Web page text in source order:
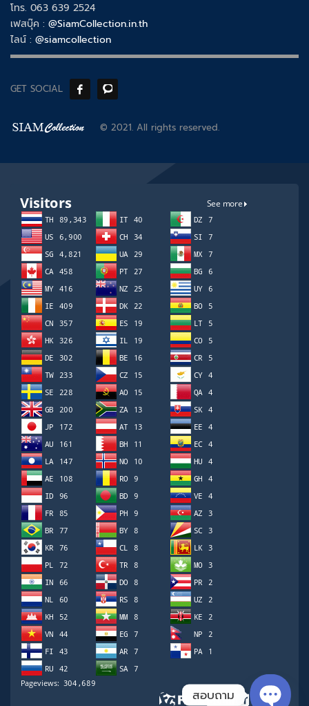
โทร. 063 639 2524
เฟสบุ๊ค : @SiamCollection.in.th
ไลน์ : @siamcollection
GET SOCIAL
© 2021. All rights reserved.
สอบถาม